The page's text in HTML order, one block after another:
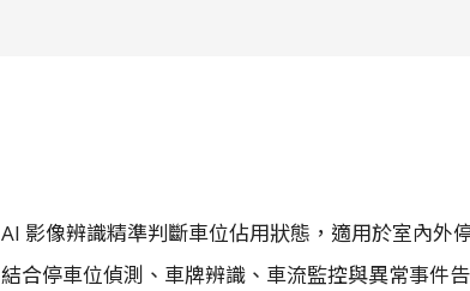
AI 影像辨識精準判斷車位佔用狀態，適用於室內外
結合停車位偵測、車牌辨識、車流監控與異常事件